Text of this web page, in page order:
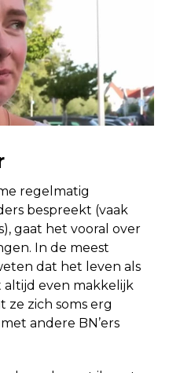
regelmatig
bespreekt (vaak
gaat het vooral over
In de meest
dat het leven als
even makkelijk
ze zich soms erg
andere BN’ers